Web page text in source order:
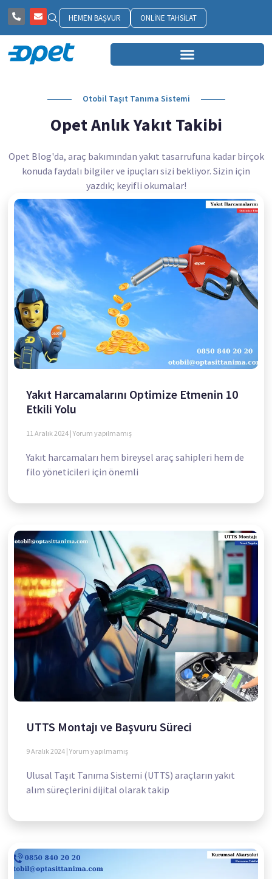
HEMEN BAŞVUR ONLINE TAHSILAT
Otobil Taşıt Tanıma Sistemi
Opet Anlık Yakıt Takibi
Opet Blog'da, araç bakımından yakıt tasarrufuna kadar birçok
konuda faydalı bilgiler ve ipuçları sizi bekliyor. Sizin için
yazdık; keyifli okumalar!
Yakıt Harcamalarını Optimize Etmenin 10
Etkili Yolu
11 Aralık 2024 Yorum yapılmamış
Yakıt harcamaları hem bireysel araç sahipleri hem de
filo yöneticileri için önemli
UTTS Montajı ve Başvuru Süreci
9 Aralık 2024 Yorum yapılmamış
Ulusal Taşıt Tanıma Sistemi (UTTS) araçların yakıt
alım süreçlerini dijital olarak takip